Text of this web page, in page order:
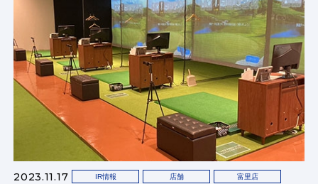
2023.11.17 IR情報 店舗 富里店